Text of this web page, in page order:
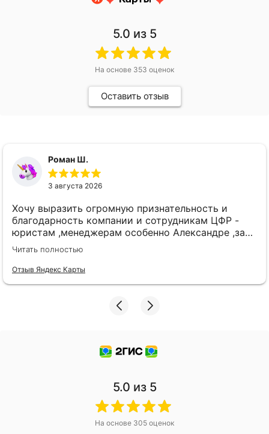
5.0 из 5
На основе 353 оценок
Оставить отзыв
Роман Ш.
3 августа 2026
Хочу выразить огромную признательность и
благодарность компании и сотрудникам ЦФР -
юристам ,менеджерам особенно Александре ,за
представление моих интересов в суде
,профессионализм, и подробные разъяснения на
каждом этапе.
Читать полностью
Отзыв Яндекс Карты
5.0 из 5
На основе 305 оценок